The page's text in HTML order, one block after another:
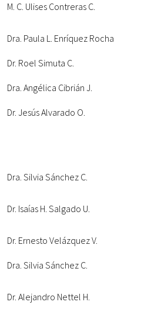
M. C. Ulises Contreras C.
Dra. Paula L. Enríquez Rocha
Dr. Roel Simuta C.
Dra. Angélica Cibrián J.
Dr. Jesús Alvarado O.
Dra. Silvia Sánchez C.
Dr. Isaías H. Salgado U.
Dr. Ernesto Velázquez V.
Dra. Silvia Sánchez C.
Dr. Alejandro Nettel H.